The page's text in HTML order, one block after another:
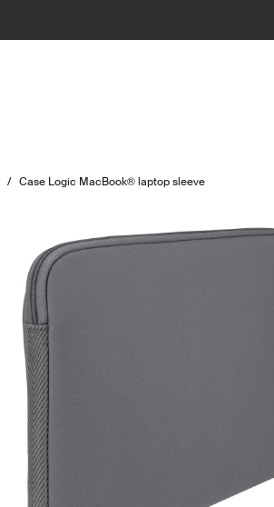
/ Case Logic MacBook® laptop sleeve